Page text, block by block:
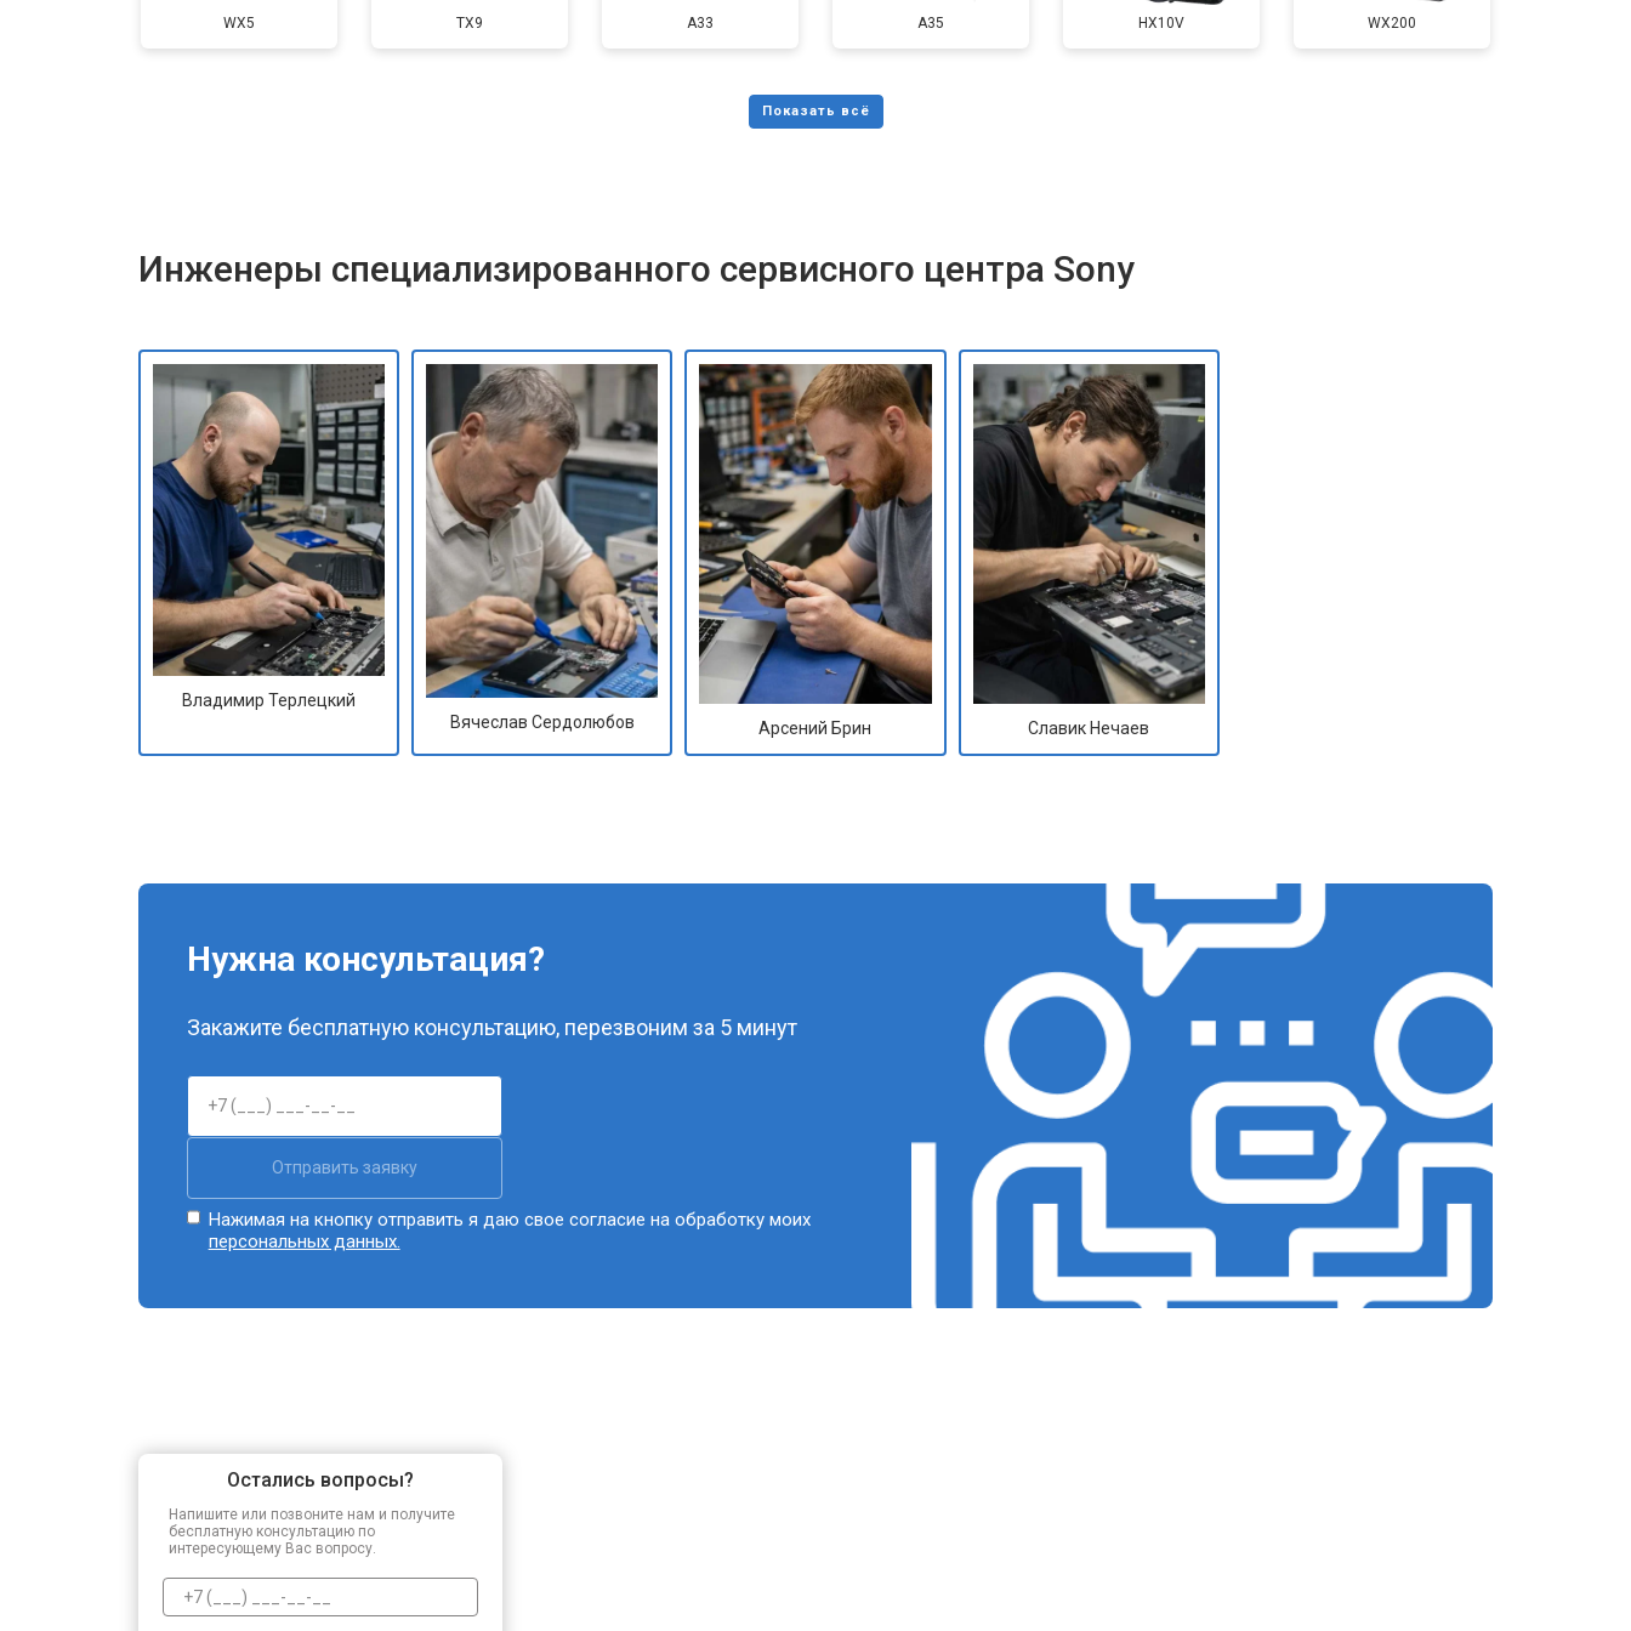
WX5 TX9 A33 A35 HX10V WX200
Инженеры специализированного сервисного центра Sony
Владимир Терлецкий
Вячеслав Сердолюбов
Арсений Брин Славик Нечаев
Нужна консультация?
Закажите бесплатную консультацию, перезвоним за 5 минут
Отправить заявку
Нажимая на кнопку отправить я даю свое согласие на обработку моих
персональных данных.
Остались вопросы?
Напишите или позвоните нам и получите
бесплатную консультацию по
интересующему Вас вопросу.